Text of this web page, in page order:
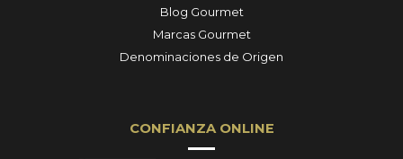
Blog Gourmet
Marcas Gourmet
Denominaciones de Origen
CONFIANZA ONLINE